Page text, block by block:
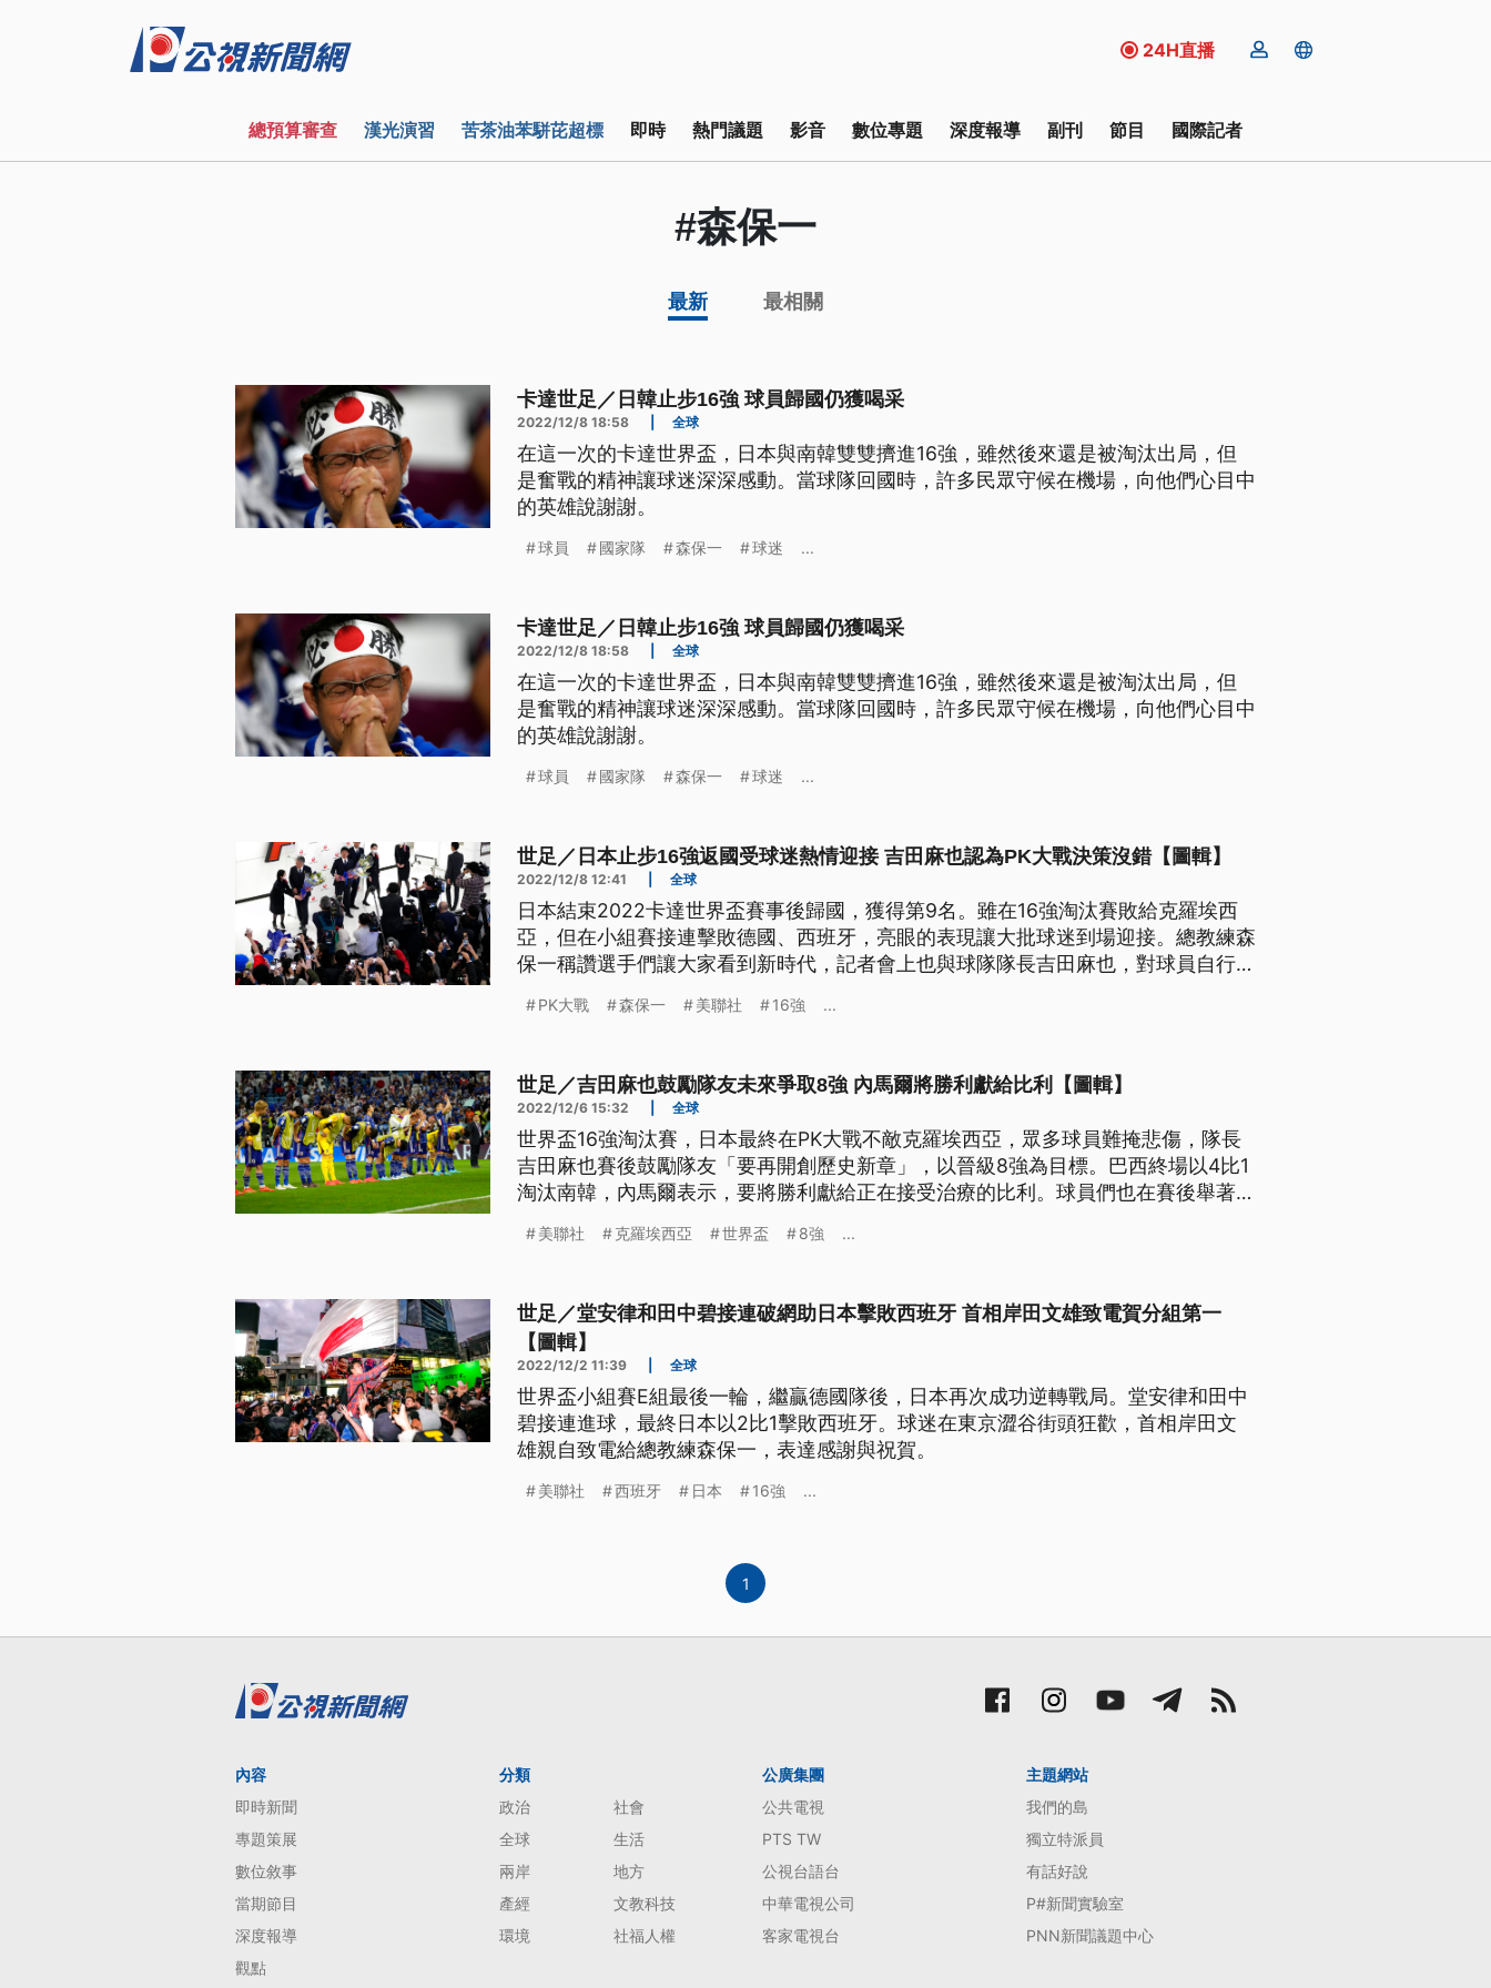
24H直播
總預算審查 漢光演習 苦茶油苯駢芘超標 即時 熱門議題 影音 數位專題 深度報導 副刊 節目 國際記者
#森保一
最新 最相關
卡達世足／日韓止步16強 球員歸國仍獲喝采
2022/12/8 18:58 全球
在這一次的卡達世界盃，日本與南韓雙雙擠進16強，雖然後來還是被淘汰出局，但
是奮戰的精神讓球迷深深感動。當球隊回國時，許多民眾守候在機場，向他們心目中
的英雄說謝謝。
球員 國家隊 森保一 球迷 ...
卡達世足／日韓止步16強 球員歸國仍獲喝采
2022/12/8 18:58 全球
在這一次的卡達世界盃，日本與南韓雙雙擠進16強，雖然後來還是被淘汰出局，但
是奮戰的精神讓球迷深深感動。當球隊回國時，許多民眾守候在機場，向他們心目中
的英雄說謝謝。
球員 國家隊 森保一 球迷 ...
世足／日本止步16強返國受球迷熱情迎接 吉田麻也認為PK大戰決策沒錯【圖輯】
2022/12/8 12:41 全球
日本結束2022卡達世界盃賽事後歸國，獲得第9名。雖在16強淘汰賽敗給克羅埃西
亞，但在小組賽接連擊敗德國、西班牙，亮眼的表現讓大批球迷到場迎接。總教練森
保一稱讚選手們讓大家看到新時代，記者會上也與球隊隊長吉田麻也，對球員自行決
PK大戰 森保一 美聯社 16強 ...
世足／吉田麻也鼓勵隊友未來爭取8強 內馬爾將勝利獻給比利【圖輯】
2022/12/6 15:32 全球
世界盃16強淘汰賽，日本最終在PK大戰不敵克羅埃西亞，眾多球員難掩悲傷，隊長
吉田麻也賽後鼓勵隊友「要再開創歷史新章」，以晉級8強為目標。巴西終場以4比1
淘汰南韓，內馬爾表示，要將勝利獻給正在接受治療的比利。球員們也在賽後舉著比
美聯社 克羅埃西亞 世界盃 8強 ...
世足／堂安律和田中碧接連破網助日本擊敗西班牙 首相岸田文雄致電賀分組第一
【圖輯】
2022/12/2 11:39 全球
世界盃小組賽E組最後一輪，繼贏德國隊後，日本再次成功逆轉戰局。堂安律和田中
碧接連進球，最終日本以2比1擊敗西班牙。球迷在東京澀谷街頭狂歡，首相岸田文
雄親自致電給總教練森保一，表達感謝與祝賀。
美聯社 西班牙 日本 16強 ...
1
內容
即時新聞
專題策展
數位敘事
當期節目
深度報導
觀點
分類
政治
社會
全球
生活
兩岸
地方
產經
文教科技
環境
社福人權
公廣集團
公共電視
PTS TW
公視台語台
中華電視公司
客家電視台
主題網站
我們的島
獨立特派員
有話好說
P#新聞實驗室
PNN新聞議題中心